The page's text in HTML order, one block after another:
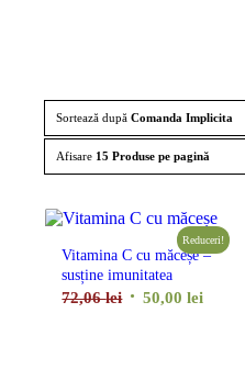
Sortează dupăComanda Implicita
Afisare 15 Produse pe pagină
Vitamina C cu măceșe –
susține imunitatea
72,06lei Prețul
50,00leiPrețul
Reduceri!